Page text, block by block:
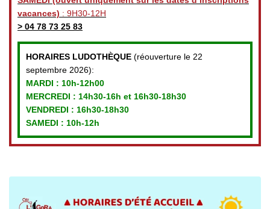
vacances) : 9H30-12H
> 04 78 73 25 83
HORAIRES LUDOTHÈQUE (réouverture le 22
septembre 2026):
MARDI : 10h-12h00
MERCREDI : 14h30-16h et 16h30-18h30
VENDREDI : 16h30-18h30
SAMEDI : 10h-12h